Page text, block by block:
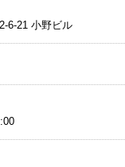
6-21 小野ビル